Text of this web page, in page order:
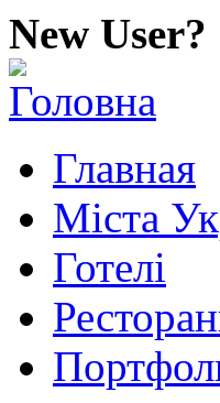
New User?
Главная
Міста
Готелі